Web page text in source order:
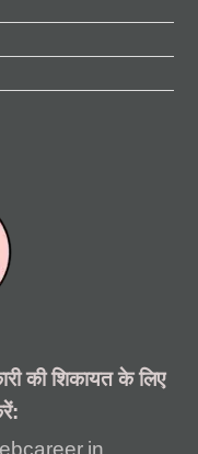
की शिकायत के लिए